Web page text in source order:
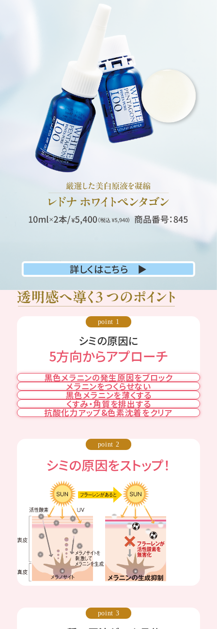
詳しくはこちら ▶
point 1
シミの原因に
5方向からアプローチ
黒色メラニンの発生原因をブロック
メラニンをつくらせない
黒色メラニンを薄くする
くすみ・角質を排出する
抗酸化力アップ&色素沈着をクリア
point 2
シミの原因をストップ！
point 3